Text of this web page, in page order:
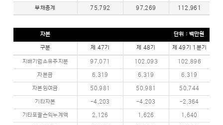
부채총계 75,792 97,269 112,961
자본 단위 : 백만원
구분 제 47기 제 48기 제 49기 1분기
지배기업소유주지분 97,071 102,093 102,896
자본금 6,319 6,319 6,319
자본잉여금 50,981 50,981 50,744
기타자본 -4,203 -4,203 -2,364
기타포괄손익누계액 2,126 1,626 1,640